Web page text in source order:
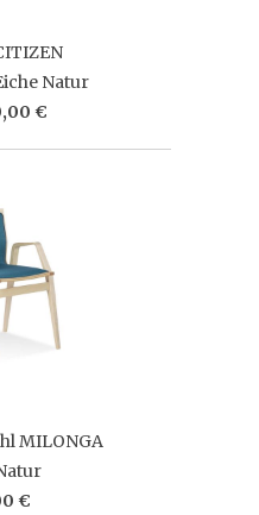
Natur
€
MILONGA
€